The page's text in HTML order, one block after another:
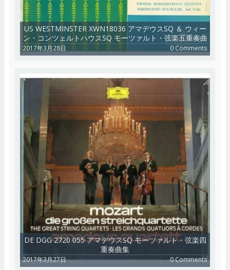
US WESTMINSTER XWN18036 アマデウスSQ ＆ ウィー
ン・コンツェルトハウスSQ モーツァルト・弦楽五重奏曲
2017年3月28日 0 Comments
DE DGG 2720 055 アマデウスSQ モーツァルト・弦楽四
重奏曲集
2017年3月27日 0 Comments